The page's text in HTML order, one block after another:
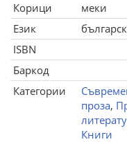
Корици
меки
Език
ISBN
Баркод
Категории
проза,
Книги